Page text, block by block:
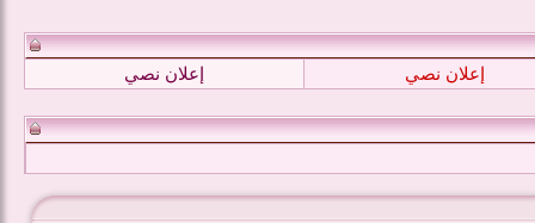
إعلان نصي إعلان نصي